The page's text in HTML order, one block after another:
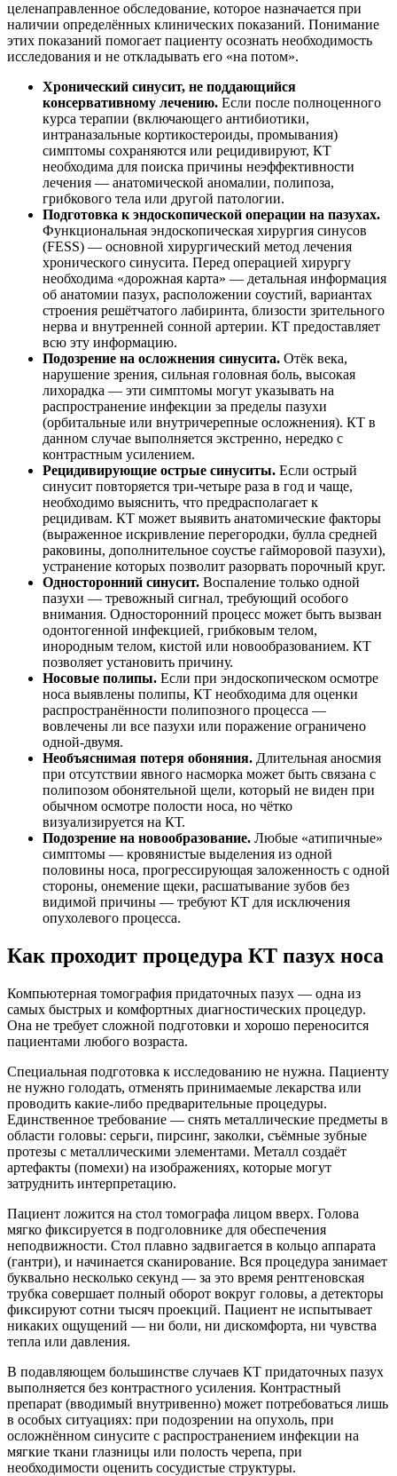
целенаправленное обследование, которое назначается при
наличии определённых клинических показаний. Понимание
этих показаний помогает пациенту осознать необходимость
исследования и не откладывать его «на потом».
Хронический синусит, не поддающийся
консервативному лечению. Если после полноценного
курса терапии (включающего антибиотики,
интраназальные кортикостероиды, промывания)
симптомы сохраняются или рецидивируют, КТ
необходима для поиска причины неэффективности
лечения — анатомической аномалии, полипоза,
грибкового тела или другой патологии.
Подготовка к эндоскопической операции на пазухах.
Функциональная эндоскопическая хирургия синусов
(FESS) — основной хирургический метод лечения
хронического синусита. Перед операцией хирургу
необходима «дорожная карта» — детальная информация
об анатомии пазух, расположении соустий, вариантах
строения решётчатого лабиринта, близости зрительного
нерва и внутренней сонной артерии. КТ предоставляет
всю эту информацию.
Подозрение на осложнения синусита. Отёк века,
нарушение зрения, сильная головная боль, высокая
лихорадка — эти симптомы могут указывать на
распространение инфекции за пределы пазухи
(орбитальные или внутричерепные осложнения). КТ в
данном случае выполняется экстренно, нередко с
контрастным усилением.
Рецидивирующие острые синуситы. Если острый
синусит повторяется три-четыре раза в год и чаще,
необходимо выяснить, что предрасполагает к
рецидивам. КТ может выявить анатомические факторы
(выраженное искривление перегородки, булла средней
раковины, дополнительное соустье гайморовой пазухи),
устранение которых позволит разорвать порочный круг.
Односторонний синусит. Воспаление только одной
пазухи — тревожный сигнал, требующий особого
внимания. Односторонний процесс может быть вызван
одонтогенной инфекцией, грибковым телом,
инородным телом, кистой или новообразованием. КТ
позволяет установить причину.
Носовые полипы. Если при эндоскопическом осмотре
носа выявлены полипы, КТ необходима для оценки
распространённости полипозного процесса —
вовлечены ли все пазухи или поражение ограничено
одной-двумя.
Необъяснимая потеря обоняния. Длительная аносмия
при отсутствии явного насморка может быть связана с
полипозом обонятельной щели, который не виден при
обычном осмотре полости носа, но чётко
визуализируется на КТ.
Подозрение на новообразование. Любые «атипичные»
симптомы — кровянистые выделения из одной
половины носа, прогрессирующая заложенность с одной
стороны, онемение щеки, расшатывание зубов без
видимой причины — требуют КТ для исключения
опухолевого процесса.
Как проходит процедура КТ пазух носа
Компьютерная томография придаточных пазух — одна из
самых быстрых и комфортных диагностических процедур.
Она не требует сложной подготовки и хорошо переносится
пациентами любого возраста.
Специальная подготовка к исследованию не нужна. Пациенту
не нужно голодать, отменять принимаемые лекарства или
проводить какие-либо предварительные процедуры.
Единственное требование — снять металлические предметы в
области головы: серьги, пирсинг, заколки, съёмные зубные
протезы с металлическими элементами. Металл создаёт
артефакты (помехи) на изображениях, которые могут
затруднить интерпретацию.
Пациент ложится на стол томографа лицом вверх. Голова
мягко фиксируется в подголовнике для обеспечения
неподвижности. Стол плавно задвигается в кольцо аппарата
(гантри), и начинается сканирование. Вся процедура занимает
буквально несколько секунд — за это время рентгеновская
трубка совершает полный оборот вокруг головы, а детекторы
фиксируют сотни тысяч проекций. Пациент не испытывает
никаких ощущений — ни боли, ни дискомфорта, ни чувства
тепла или давления.
В подавляющем большинстве случаев КТ придаточных пазух
выполняется без контрастного усиления. Контрастный
препарат (вводимый внутривенно) может потребоваться лишь
в особых ситуациях: при подозрении на опухоль, при
осложнённом синусите с распространением инфекции на
мягкие ткани глазницы или полость черепа, при
необходимости оценить сосудистые структуры.